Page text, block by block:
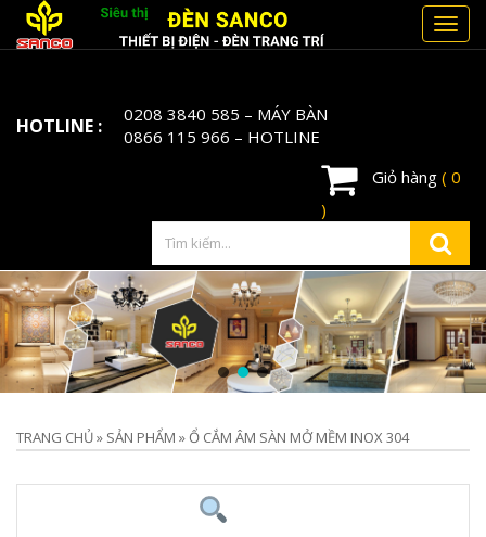
HOTLINE : 0208 3840 585 – MÁY BÀN
0866 115 966 – HOTLINE
Giỏ hàng ( 0
)
TRANG CHỦ» SẢN PHẨM »Ổ CẮM ÂM SÀN MỞ MỀM INOX 304